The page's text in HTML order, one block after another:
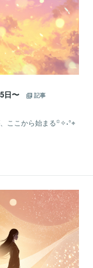
日〜
記事
ここから始まる꙳✧˖°⌖